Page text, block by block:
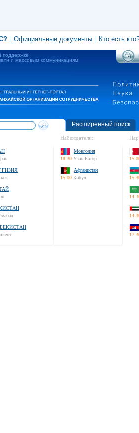
Официальные документы Кто есть кто?
поддержке
и массовым коммуникациям
Расширенный поиск
Наблюдатели:
Монголия
18:30 Улан-Батор
Афганистан
15:00 Кабул